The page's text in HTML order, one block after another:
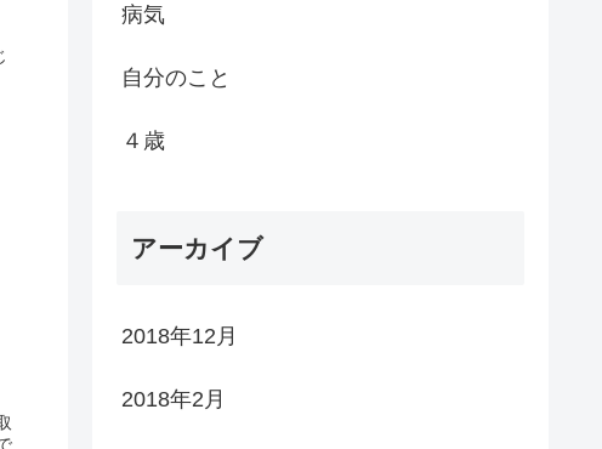
病気
自分のこと
４歳
アーカイブ
2018年12月
2018年2月